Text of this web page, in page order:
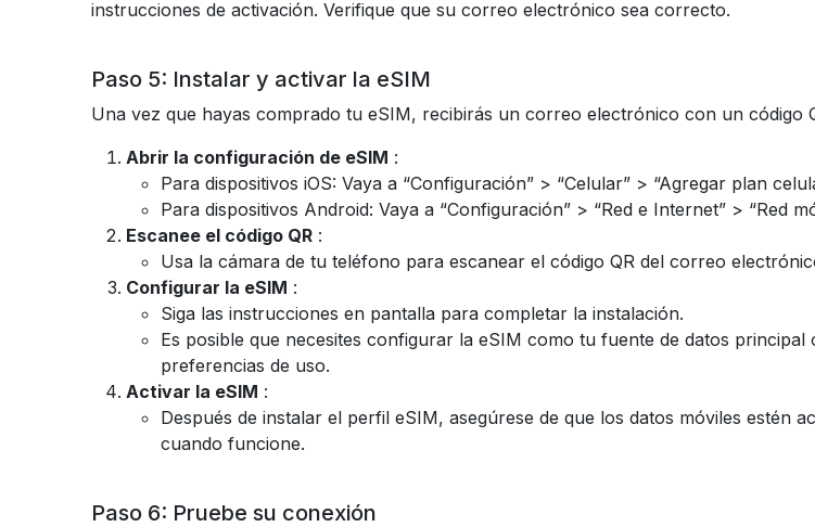
instrucciones de activación. Verifique que su correo electrónico sea correcto.
Paso 5: Instalar y activar la eSIM
Una vez que hayas comprado tu eSIM, recibirás un correo electrónico con un código
Abrir la configuración de eSIM :
Para dispositivos iOS: Vaya a “Configuración” > “Celular” > “Agregar plan
Para dispositivos Android: Vaya a “Configuración” > “Red e Internet” > “Red
Escanee el código QR :
Usa la cámara de tu teléfono para escanear el código QR del correo
Configurar la eSIM :
Siga las instrucciones en pantalla para completar la instalación.
Es posible que necesites configurar la eSIM como tu fuente de datos
preferencias de uso.
Activar la eSIM :
Después de instalar el perfil eSIM, asegúrese de que los datos móviles estén
cuando funcione.
Paso 6: Pruebe su conexión